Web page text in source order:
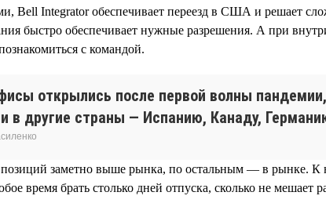
Bell Integrator обеспечивает переезд в США и решает
быстро обеспечивает нужные разрешения. А при
с командой.
открылись после первой волны
в другие страны — Испанию, Канаду,
заметно выше рынка, по остальным — в рынке.
время брать столько дней отпуска, сколько не мешает